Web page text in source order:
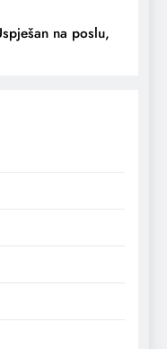
na poslu,